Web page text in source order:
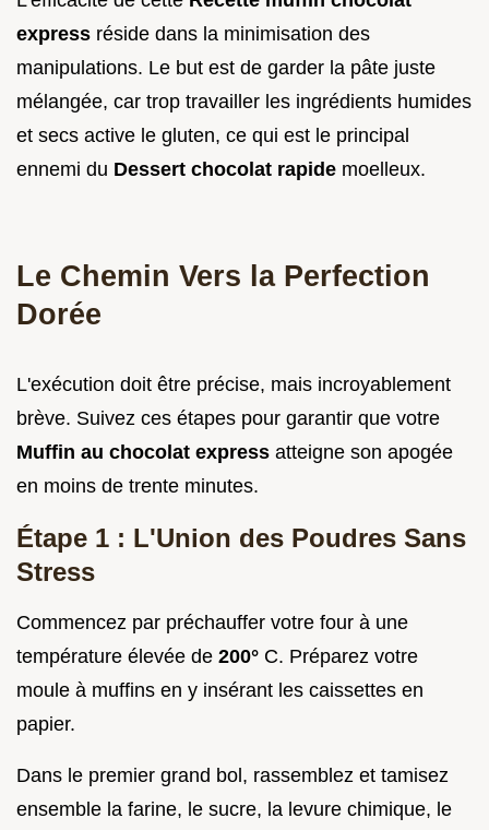
express réside dans la minimisation des
manipulations. Le but est de garder la pâte juste
mélangée, car trop travailler les ingrédients humides
et secs active le gluten, ce qui est le principal
ennemi du Dessert chocolat rapide moelleux.
Le Chemin Vers la Perfection
Dorée
L'exécution doit être précise, mais incroyablement
brève. Suivez ces étapes pour garantir que votre
Muffin au chocolat express atteigne son apogée
en moins de trente minutes.
Étape 1 : L'Union des Poudres Sans
Stress
Commencez par préchauffer votre four à une
température élevée de 200° C. Préparez votre
moule à muffins en y insérant les caissettes en
papier.
Dans le premier grand bol, rassemblez et tamisez
ensemble la farine, le sucre, la levure chimique, le